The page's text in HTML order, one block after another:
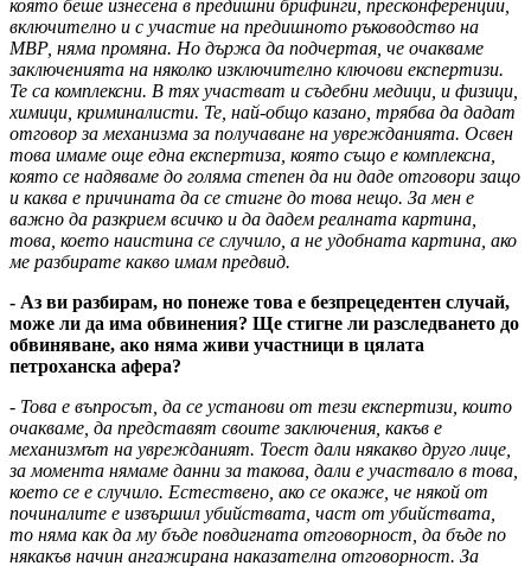
която беше изнесена в предишни брифинги, пресконференции,
включително и с участие на предишното ръководство на
МВР, няма промяна. Но държа да подчертая, че очакваме
заключенията на няколко изключително ключови експертизи.
Те са комплексни. В тях участват и съдебни медици, и физици,
химици, криминалисти. Те, най-общо казано, трябва да дадат
отговор за механизма за получаване на уврежданията. Освен
това имаме още една експертиза, която също е комплексна,
която се надяваме до голяма степен да ни даде отговори защо
и каква е причината да се стигне до това нещо. За мен е
важно да разкрием всичко и да дадем реалната картина,
това, което наистина се случило, а не удобната картина, ако
ме разбирате какво имам предвид.
- Аз ви разбирам, но понеже това е безпрецедентен случай,
може ли да има обвинения? Ще стигне ли разследването до
обвиняване, ако няма живи участници в цялата
петроханска афера?
- Това е въпросът, да се установи от тези експертизи, които
очакваме, да представят своите заключения, какъв е
механизмът на уврежданият. Тоест дали някакво друго лице,
за момента нямаме данни за такова, дали е участвало в това,
което се е случило. Естествено, ако се окаже, че някой от
починалите е извършил убийствата, част от убийствата,
то няма как да му бъде повдигната отговорност, да бъде по
някакъв начин ангажирана наказателна отговорност. За